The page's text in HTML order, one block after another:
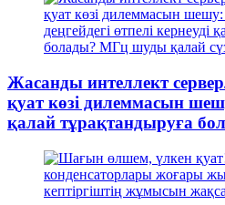
Жасанды интеллект
қуат көзі дилеммасын
қалай тұрақтандыруға